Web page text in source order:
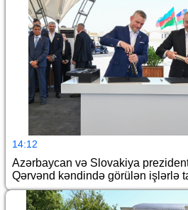
14:12
Azərbaycan və Slovakiya
Qərvənd kəndində görülən işlərlə